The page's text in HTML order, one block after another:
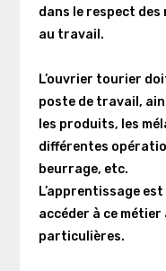
dans le respect des
au travail.
L’ouvrier tourier
poste de travail,
les produits, les
différentes
beurrage, etc.
L’apprentissage
accéder à ce
particulières.